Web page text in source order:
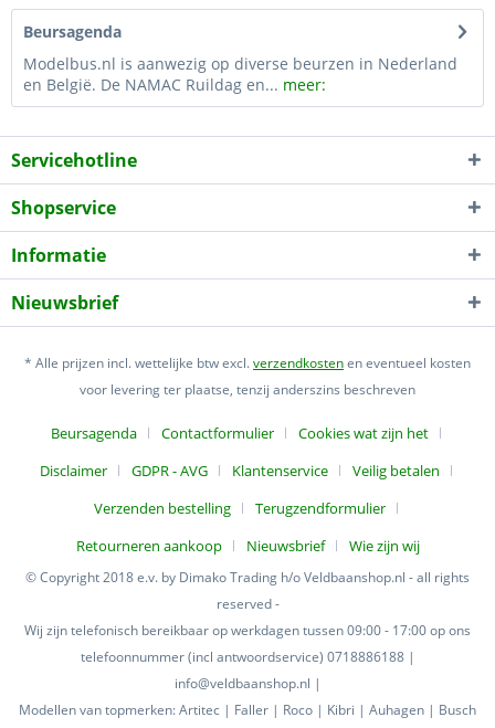
Beursagenda
Modelbus.nl is aanwezig op diverse beurzen in Nederland
en België. De NAMAC Ruildag en... meer:
Servicehotline
Shopservice
Informatie
Nieuwsbrief
* Alle prijzen incl. wettelijke btw excl.verzendkostenen eventueel kosten
voor levering ter plaatse, tenzij anderszins beschreven
Beursagenda Contactformulier
Cookies wat zijn het
Disclaimer
GDPR - AVG Klantenservice
Veilig betalen
Verzenden bestelling
Terugzendformulier
Retourneren aankoop
Nieuwsbrief Wie zijn wij
© Copyright 2018 e.v. by Dimako Trading h/o Veldbaanshop.nl - all rights
reserved -
Wij zijn telefonisch bereikbaar op werkdagen tussen 09:00 - 17:00 op ons
telefoonnummer (incl antwoordservice) 0718886188 |
info@veldbaanshop.nl |
Modellen van topmerken: Artitec | Faller | Roco | Kibri | Auhagen | Busch